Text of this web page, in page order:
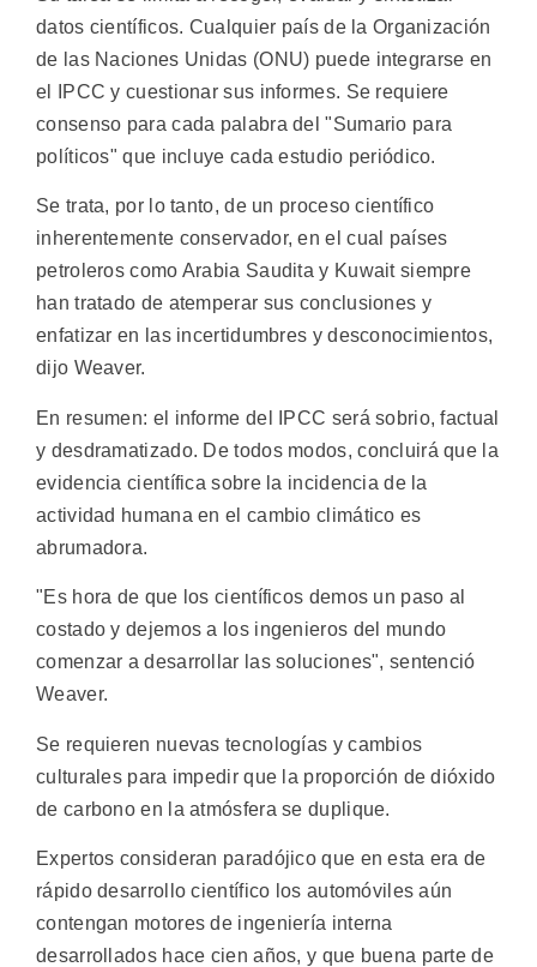
datos científicos. Cualquier país de la Organización
de las Naciones Unidas (ONU) puede integrarse en
el IPCC y cuestionar sus informes. Se requiere
consenso para cada palabra del "Sumario para
políticos" que incluye cada estudio periódico.
Se trata, por lo tanto, de un proceso científico
inherentemente conservador, en el cual países
petroleros como Arabia Saudita y Kuwait siempre
han tratado de atemperar sus conclusiones y
enfatizar en las incertidumbres y desconocimientos,
dijo Weaver.
En resumen: el informe del IPCC será sobrio, factual
y desdramatizado. De todos modos, concluirá que la
evidencia científica sobre la incidencia de la
actividad humana en el cambio climático es
abrumadora.
"Es hora de que los científicos demos un paso al
costado y dejemos a los ingenieros del mundo
comenzar a desarrollar las soluciones", sentenció
Weaver.
Se requieren nuevas tecnologías y cambios
culturales para impedir que la proporción de dióxido
de carbono en la atmósfera se duplique.
Expertos consideran paradójico que en esta era de
rápido desarrollo científico los automóviles aún
contengan motores de ingeniería interna
desarrollados hace cien años, y que buena parte de